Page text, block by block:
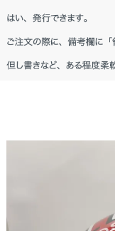
で) デザイ